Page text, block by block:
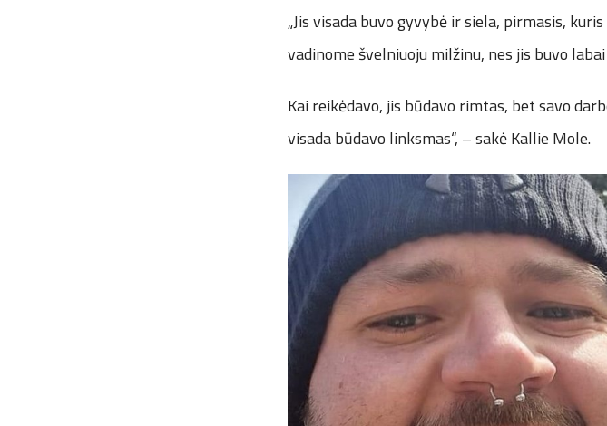
„Jis visada buvo gyvybė ir siela, pirmasis,
vadinome švelniuoju milžinu, nes jis buvo
Kai reikėdavo, jis būdavo rimtas, bet savo
visada būdavo linksmas“, – sakė Kallie Mole.